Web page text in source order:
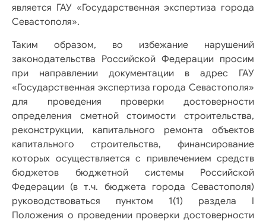
является ГАУ «Государственная экспертиза города
Севастополя».
Таким образом, во избежание нарушений
законодательства Российской Федерации просим
при направлении документации в адрес ГАУ
«Государственная экспертиза города Севастополя»
для проведения проверки достоверности
определения сметной стоимости строительства,
реконструкции, капитального ремонта объектов
капитального строительства, финансирование
которых осуществляется с привлечением средств
бюджетов бюджетной системы Российской
Федерации (в т.ч. бюджета города Севастополя)
руководствоваться пунктом 1(1) раздела I
Положения о проведении проверки достоверности